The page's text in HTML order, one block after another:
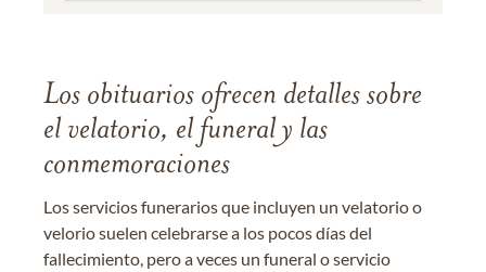
Los obituarios ofrecen detalles sobre
el velatorio, el funeral y las
conmemoraciones
Los servicios funerarios que incluyen un velatorio o
velorio suelen celebrarse a los pocos días del
fallecimiento, pero a veces un funeral o servicio